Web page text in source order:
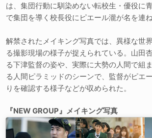
は、集団行動に馴染めない転校生・優役に
で集団を導く校長役にピエール瀧が名を連ね
解禁されたメイキング写真では、異様な世
る撮影現場の様子が捉えられている。山田
る下津監督の姿や、実際に大勢の人間で組
る人間ピラミッドのシーンで、監督がピエ
りを確認する様子などが収められた。
『NEW GROUP』メイキング写真